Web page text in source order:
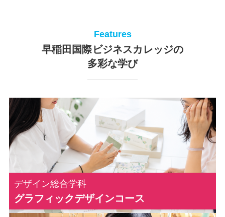
Features
早稲田国際ビジネスカレッジの
多彩な学び
デザイン総合学科
グラフィックデザインコース
カ
バ
ー
リ
ン
ク